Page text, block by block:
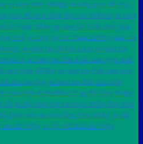
xe nâng hàng 4000kg xe nâng quay đổ phuy
quay đổ phuy bằng điện cao 1600mm xe nâng
tải trọng 500kg xe nâng tay 5 tấn càng rộng
niuli xe nâng tay bậc thang 1500kg nâng cao
xe nâng tay cắt kéo giá rẻ xe nâng tay
giá rẻ xe nâng tay thấp 4 tấn càng rộng niuli
càng rộng 4000kg xe nâng tay thấp càng siêu
2m càng hẹp xe nâng tay thấp siêu ngắn
siêu ngắn xt540-800-2.5t xe đẩy hàng 300kg
sắt xe đẩy hàng mặt sàn nhựa 300kg lồng thép
hàng mặt sàn nhựa lồng thép 300kg xe đẩy
sàn sắt 350kg xe đẩy xtl130ds tải 350kg